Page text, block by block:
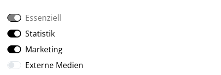
Social Media
Essenziell
Statistik
Marketing
Externe Medien